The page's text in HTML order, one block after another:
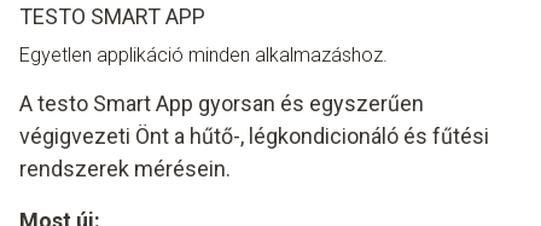
TESTO SMART APP
Egyetlen applikáció minden alkalmazáshoz.
A testo Smart App gyorsan és egyszerűen
végigvezeti Önt a hűtő-, légkondicionáló és fűtési
rendszerek mérésein.
Most új: